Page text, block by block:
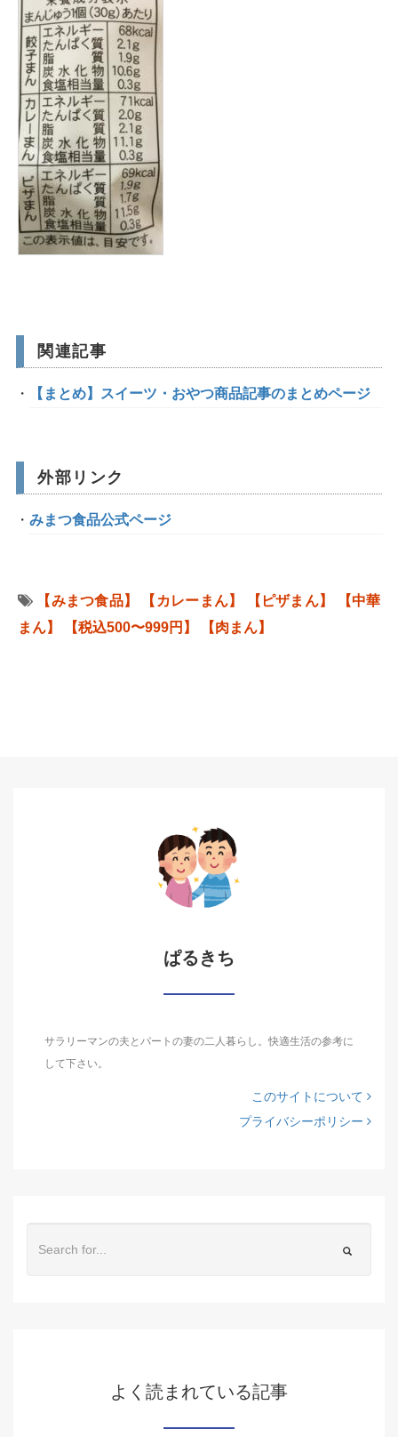
関連記事
【まとめ】スイーツ・おやつ商品記事のまとめページ
外部リンク
みまつ食品公式ページ
【みまつ食品】 【カレーまん】 【ピザまん】
【中華
まん】
【税込500〜999円】 【肉まん】
ぱるきち
サラリーマンの夫とパートの妻の二人暮らし。快適生活の参考に
して下さい。
このサイトについて
プライバシーポリシー
よく読まれている記事